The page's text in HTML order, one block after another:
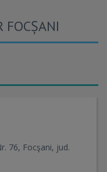
FOCȘANI
76, Focşani, jud.